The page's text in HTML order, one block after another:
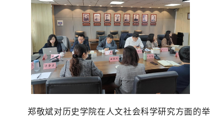
郑敬斌对历史学院在人文社会科学研究方面的举